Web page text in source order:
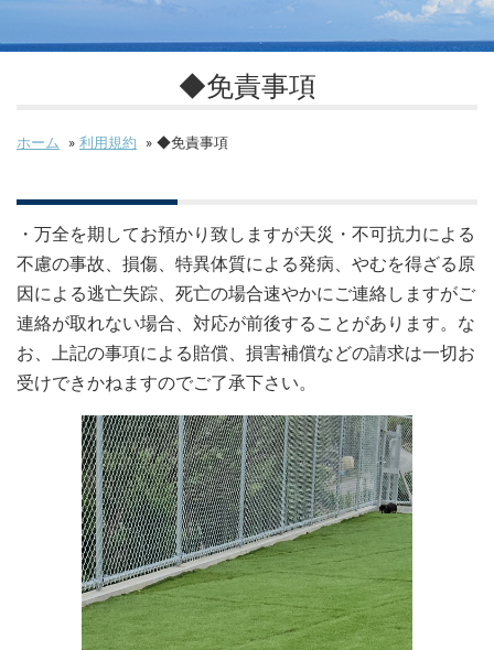
◆免責事項
ホーム » 利用規約 » ◆免責事項
・万全を期してお預かり致しますが天災・不可抗力による
不慮の事故、損傷、特異体質による発病、やむを得ざる原
因による逃亡失踪、死亡の場合速やかにご連絡しますがご
連絡が取れない場合、対応が前後することがあります。な
お、上記の事項による賠償、損害補償などの請求は一切お
受けできかねますのでご了承下さい。